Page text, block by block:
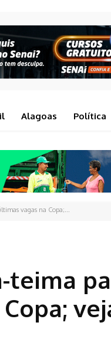
Alagoas Política
vagas na Copa;...
teima